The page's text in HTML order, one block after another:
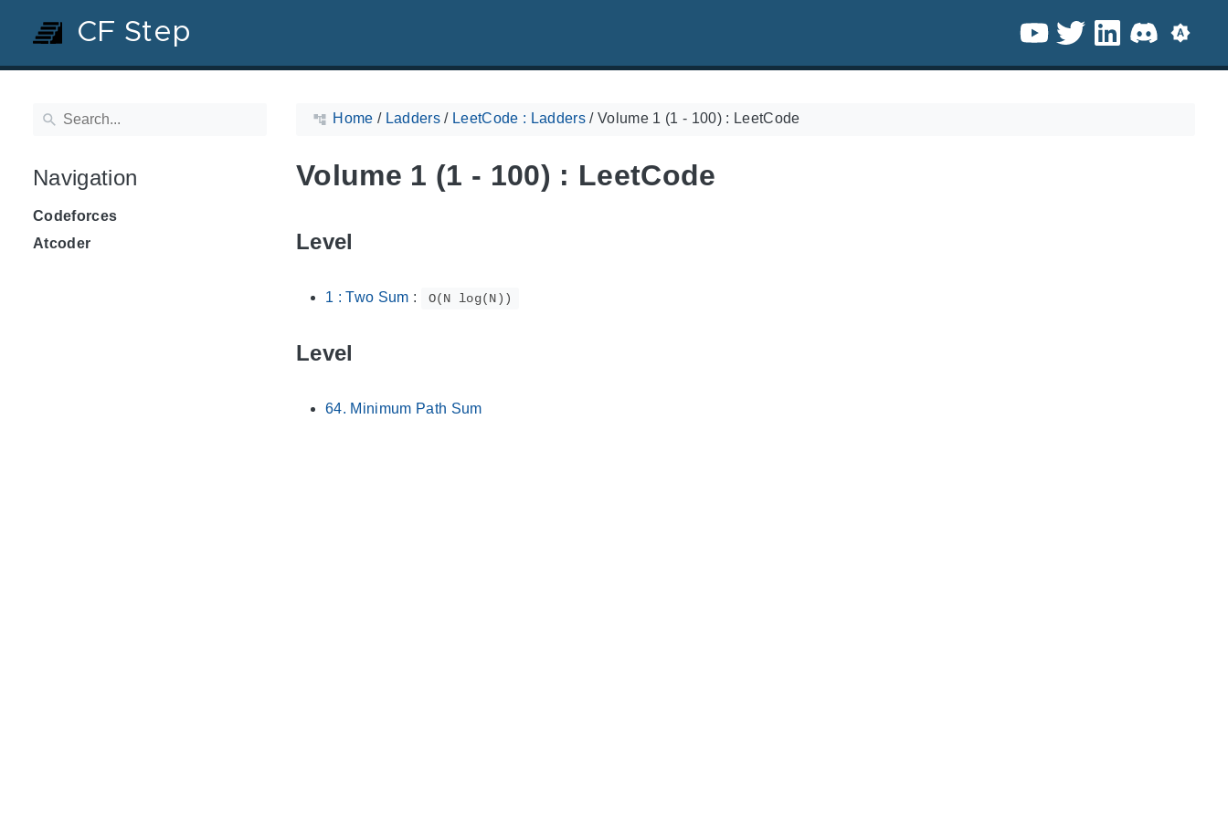
CF Step
Navigation
Codeforces
Atcoder
Home / Ladders/ LeetCode : Ladders/ Volume 1 (1 - 100) : LeetCode
Volume 1 (1 - 100) : LeetCode
Level
1 : Two Sum : O(N log(N))
Level
64. Minimum Path Sum